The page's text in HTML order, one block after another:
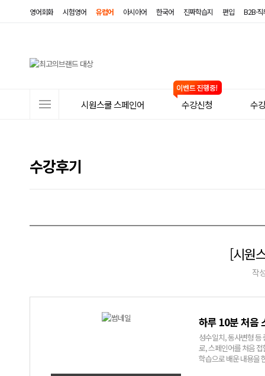
영어회화 시험영어 유럽어 아시아어 한국어 진짜학습지 편입 B2B·
뉴
시원스쿨 스페인어 수강신청 수
수강후기
[시원
작
하루 10분 처음
성수일치, 동사변형 등
로, 스페인어를 처음
학습으로 배운 내용을